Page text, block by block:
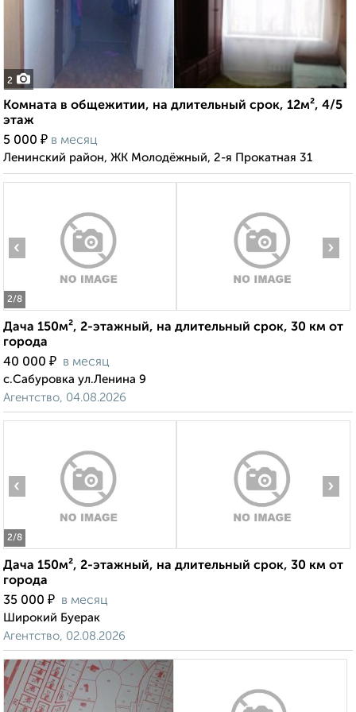
2
Комната в общежитии, на длительный срок, 12м², 4/5
этаж
5 000 ₽ в месяц
Ленинский район, ЖК Молодёжный, 2-я Прокатная 31
2/8
‹ ›
Дача 150м², 2-этажный, на длительный срок, 30 км от
города
40 000 ₽ в месяц
с.Сабуровка ул.Ленина 9
Агентство, 04.08.2026
2/8
‹ ›
Дача 150м², 2-этажный, на длительный срок, 30 км от
города
35 000 ₽ в месяц
Широкий Буерак
Агентство, 02.08.2026